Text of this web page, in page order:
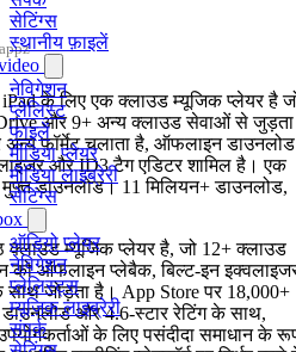
सेटिंग्स
स्थानीय फ़ाइलें
नेविगेशन
प्लेलिस्ट
फाइलें
मीडिया प्लेयर
मीडिया लाइब्रेरी
सेटिंग्स
ऑडियो प्लेयर
नेविगेशन
प्लेलिस्ट्स
म्यूज़िक लाइब्रेरी
संपर्क
के लिए एक क्लाउड म्यूजिक प्लेयर है
और 9+ अन्य क्लाउड सेवाओं से जुड़ता
फॉर्मेट चलाता है, ऑफलाइन डाउनलोड
और ID3 टैग एडिटर शामिल है। एक
डाउनलोड। 11 मिलियन+ डाउनलोड,
क्लाउड म्यूजिक प्लेयर है, जो 12+ क्लाउड
को ऑफलाइन प्लेबैक, बिल्ट-इन
साथ जोड़ता है। App Store पर 18,000+
और 4.6-स्टार रेटिंग के साथ,
के लिए पसंदीदा समाधान के